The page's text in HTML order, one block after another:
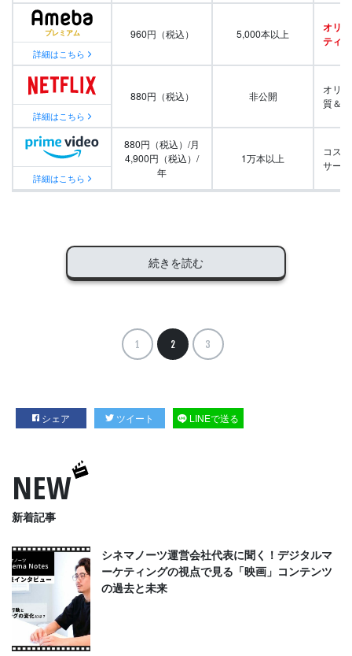
詳細はこちら
960円（税込） 5,000本以上
オリ
ティ
詳細はこちら
880円（税込） 非公開
オリ
質＆
詳細はこちら
880円（税込）/月
4,900円（税込）/
年
1万本以上
コス
サー
続きを読む
1 2 3
シェア ツイート LINEで送る
NEW
新着記事
シネマノーツ運営会社代表に聞く！デジタルマ
ーケティングの視点で見る「映画」コンテンツ
の過去と未来